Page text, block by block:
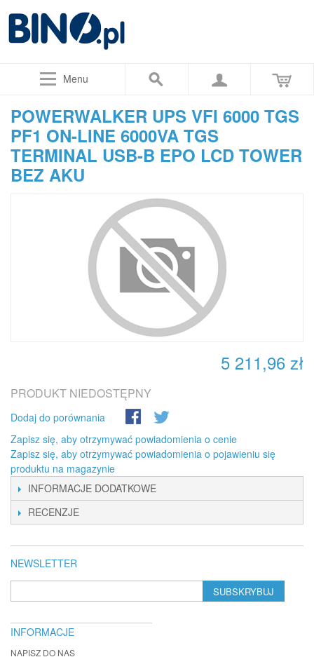
Menu
POWERWALKER UPS VFI 6000 TGS
PF1 ON-LINE 6000VA TGS
TERMINAL USB-B EPO LCD TOWER
BEZ AKU
5 211,96 zł
PRODUKT NIEDOSTĘPNY
Dodaj do porównania
Zapisz się, aby otrzymywać powiadomienia o cenie
Zapisz się, aby otrzymywać powiadomienia o pojawieniu się
produktu na magazynie
INFORMACJE DODATKOWE
RECENZJE
NEWSLETTER
SUBSKRYBUJ
INFORMACJE
NAPISZ DO NAS